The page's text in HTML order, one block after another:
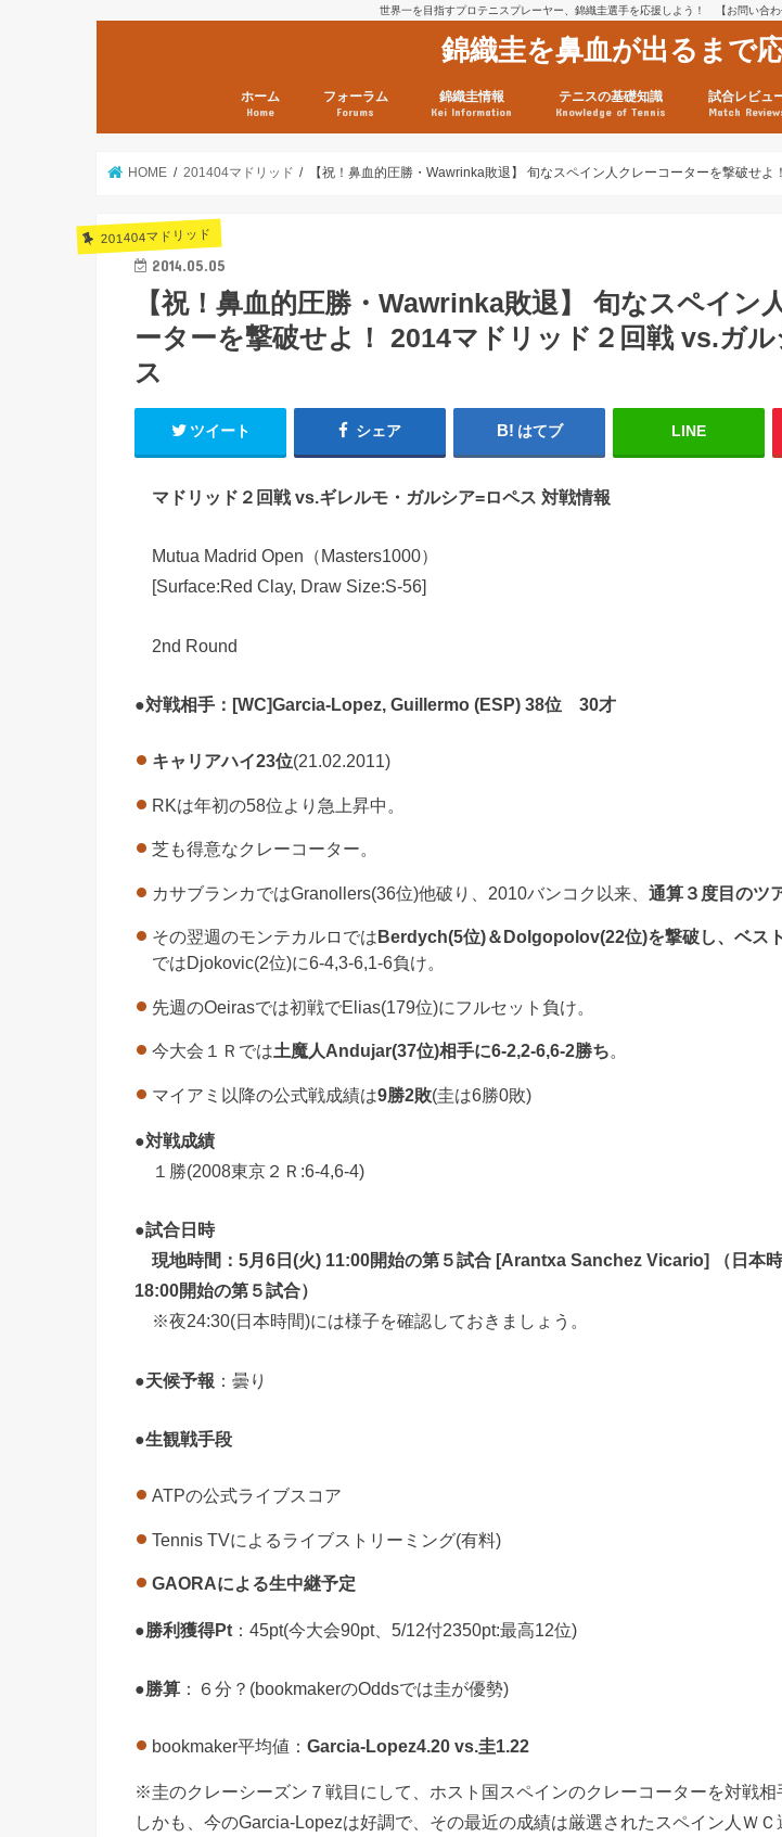
世界一を目指すプロテニスプレーヤー、錦織圭選手を応援しよう！ 【お問い合
錦織圭を鼻血が出るまで
ホーム
Home
フォーラム
Forums
錦織圭情報
Kei Information
日現在）
点）
テニスの基礎知識
Knowledge of Tennis
試合レビュ
Match
HOME 201404マドリッド 【祝！鼻血的圧勝・Wawrinka敗退】 旬なスペイン人クレーコーターを撃破せ
201404マドリッド
2014.05.05
【祝！鼻血的圧勝・Wawrinka敗退】 旬なスペイン
ーターを撃破せよ！ 2014マドリッド２回戦 vs.ガ
ス
ツイート シェア はてブ LINE
マドリッド２回戦 vs.ギレルモ・ガルシア=ロペス 対戦情報
Mutua Madrid Open（Masters1000）
[Surface:Red Clay, Draw Size:S-56]
2nd Round
●対戦相手：[WC]Garcia-Lopez, Guillermo (ESP) 38位 30才
キャリアハイ23位(21.02.2011)
RKは年初の58位より急上昇中。
芝も得意なクレーコーター。
カサブランカではGranollers(36位)他破り、2010バンコク以来、通算３度目のツ
その翌週のモンテカルロではBerdych(5位)＆Dolgopolov(22位)を撃破し、ベス
ではDjokovic(2位)に6-4,3-6,1-6負け。
先週のOeirasでは初戦でElias(179位)にフルセット負け。
今大会１Ｒでは土魔人Andujar(37位)相手に6-2,2-6,6-2勝ち。
マイアミ以降の公式戦成績は9勝2敗(圭は6勝0敗)
●対戦成績
１勝(2008東京２Ｒ:6-4,6-4)
●試合日時
現地時間：5月6日(火) 11:00開始の第５試合 [Arantxa Sanchez Vicario] （日本
18:00開始の第５試合）
※夜24:30(日本時間)には様子を確認しておきましょう。
●天候予報 ：曇り
●生観戦手段
ATPの公式ライブスコア
Tennis TVによるライブストリーミング(有料)
GAORAによる生中継予定
●勝利獲得Pt ：45pt(今大会90pt、5/12付2350pt:最高12位)
●勝算 ：６分？(bookmakerのOddsでは圭が優勢)
bookmaker平均値：Garcia-Lopez4.20 vs.圭1.22
※圭のクレーシーズン７戦目にして、ホスト国スペインのクレーコーターを対戦相
しかも、今のGarcia-Lopezは好調で、その最近の成績は厳選されたスペイン人ＷＣ